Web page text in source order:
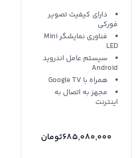
دارای کیفیت تصویر
فورکی
فناوری نمایشگر Mini
LED
سیستم عامل اندروید
Android
همراه با Google TV
مجهز به اتصال به
اینترنت
685,080,000تومان